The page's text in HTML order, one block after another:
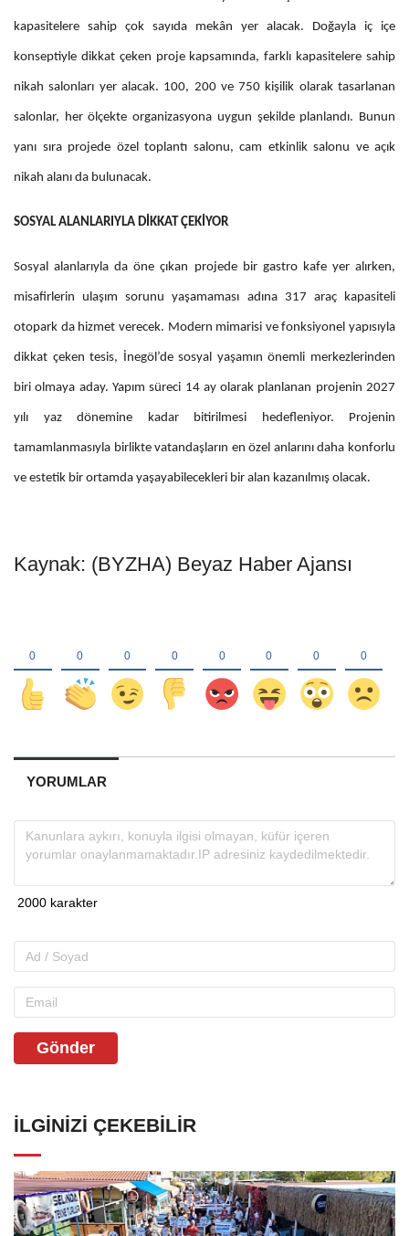
kapasitelere sahip çok sayıda mekân yer alacak. Doğayla iç içe
konseptiyle dikkat çeken proje kapsamında, farklı kapasitelere sahip
nikah salonları yer alacak. 100, 200 ve 750 kişilik olarak tasarlanan
salonlar, her ölçekte organizasyona uygun şekilde planlandı. Bunun
yanı sıra projede özel toplantı salonu, cam etkinlik salonu ve açık
nikah alanı da bulunacak.
SOSYAL ALANLARIYLA DİKKAT ÇEKİYOR
Sosyal alanlarıyla da öne çıkan projede bir gastro kafe yer alırken,
misafirlerin ulaşım sorunu yaşamaması adına 317 araç kapasiteli
otopark da hizmet verecek. Modern mimarisi ve fonksiyonel yapısıyla
dikkat çeken tesis, İnegöl’de sosyal yaşamın önemli merkezlerinden
biri olmaya aday. Yapım süreci 14 ay olarak planlanan projenin 2027
yılı yaz dönemine kadar bitirilmesi hedefleniyor. Projenin
tamamlanmasıyla birlikte vatandaşların en özel anlarını daha konforlu
ve estetik bir ortamda yaşayabilecekleri bir alan kazanılmış olacak.
Kaynak: (BYZHA) Beyaz Haber Ajansı
YORUMLAR
Gönder
İLGINIZI ÇEKEBILIR